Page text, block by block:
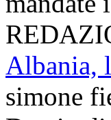
Albania,
simone